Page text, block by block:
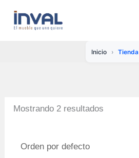
Inicio Tienda
Mostrando 2 resultados